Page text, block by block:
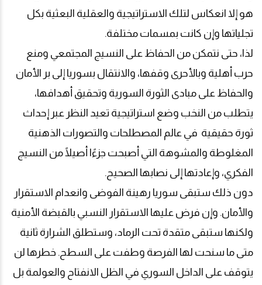
هو إلا انعكاس لتلك الاستراتيجية والعقلية البعثية بكل
تجلياتها وإن كانت بمسمات مختلفة.
لذا، حتى نتمكن من الحفاظ على النسيج المجتمعي ومنع
حرب أهلية وبالأحرى وقفها، والانتقال بسوريا إلى بر الأمان
والحفاظ على مبادى الثورة السورية وتحقيق أهدافها،
يتطلب من النخب وضع استراتيجية تعيد النظر عبر إحداث
ثورة حقيقية في عالم المصطلحات والتصورات الذهنية
المغلوطة والمشوهة التي أصبحت جزءًا أصيلًا من النسيج
الفكري، وإعادتها إلى نصابها الصحيح .
دون ذلك ستبقى سوريا رهينة الفوضى وانعدام الاستقرار
والأمان. وإن فرض عليها الاستقرار النسبي بالقبضة الأمنية
ولكنها ستبقى متقدة تحت الرماد، وستطلق الشرارة ثانية
متى ما سنحت لها الفرصة وطفت على السطح. خطرها لن
يتوقف على الداخل السوري في الظل الانفتاح والعولمة بل